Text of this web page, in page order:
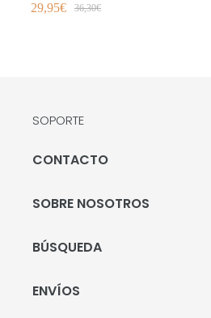
Colágeno Pieles Maduras 10
29,95€ 36,30€
SOPORTE
CONTACTO
SOBRE NOSOTROS
BÚSQUEDA
ENVÍOS